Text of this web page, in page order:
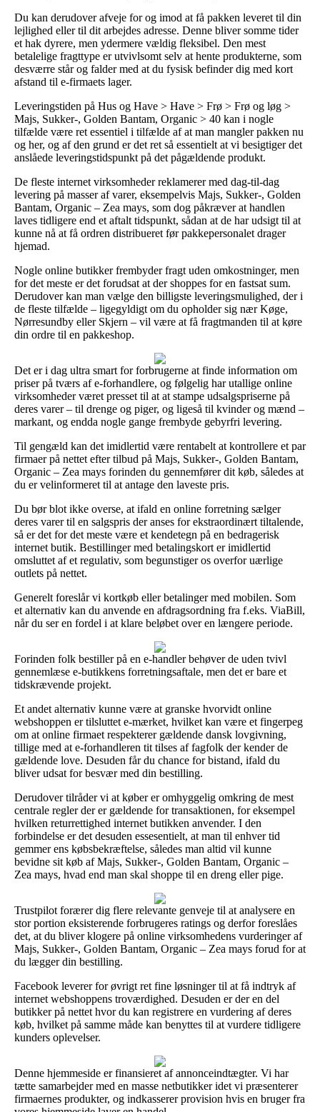
Du kan derudover afveje for og imod at få pakken leveret til din
lejlighed eller til dit arbejdes adresse. Denne bliver somme tider
et hak dyrere, men ydermere vældig fleksibel. Den mest
betalelige fragttype er utvivlsomt selv at hente produkterne, som
desværre står og falder med at du fysisk befinder dig med kort
afstand til e-firmaets lager.
Leveringstiden på Hus og Have > Have > Frø > Frø og løg >
Majs, Sukker-, Golden Bantam, Organic > 40 kan i nogle
tilfælde være ret essentiel i tilfælde af at man mangler pakken nu
og her, og af den grund er det ret så essentielt at vi besigtiger det
anslåede leveringstidspunkt på det pågældende produkt.
De fleste internet virksomheder reklamerer med dag-til-dag
levering på masser af varer, eksempelvis Majs, Sukker-, Golden
Bantam, Organic – Zea mays, som dog påkræver at handlen
laves tidligere end et aftalt tidspunkt, sådan at de har udsigt til at
kunne nå at få ordren distribueret før pakkepersonalet drager
hjemad.
Nogle online butikker frembyder fragt uden omkostninger, men
for det meste er det forudsat at der shoppes for en fastsat sum.
Derudover kan man vælge den billigste leveringsmulighed, der i
de fleste tilfælde – ligegyldigt om du opholder sig nær Køge,
Nørresundby eller Skjern – vil være at få fragtmanden til at køre
din ordre til en pakkeshop.
Det er i dag ultra smart for forbrugerne at finde information om
priser på tværs af e-forhandlere, og følgelig har utallige online
virksomheder været presset til at at stampe udsalgspriserne på
deres varer – til drenge og piger, og ligeså til kvinder og mænd –
markant, og endda nogle gange frembyde gebyrfri levering.
Til gengæld kan det imidlertid være rentabelt at kontrollere et par
firmaer på nettet efter tilbud på Majs, Sukker-, Golden Bantam,
Organic – Zea mays forinden du gennemfører dit køb, således at
du er velinformeret til at antage den laveste pris.
Du bør blot ikke overse, at ifald en online forretning sælger
deres varer til en salgspris der anses for ekstraordinært tiltalende,
så er det for det meste være et kendetegn på en bedragerisk
internet butik. Bestillinger med betalingskort er imidlertid
omsluttet af et regulativ, som begunstiger os overfor uærlige
outlets på nettet.
Generelt foreslår vi kortkøb eller betalinger med mobilen. Som
et alternativ kan du anvende en afdragsordning fra f.eks. ViaBill,
når du ser en fordel i at klare beløbet over en længere periode.
Forinden folk bestiller på en e-handler behøver de uden tvivl
gennemlæse e-butikkens forretningsaftale, men det er bare et
tidskrævende projekt.
Et andet alternativ kunne være at granske hvorvidt online
webshoppen er tilsluttet e-mærket, hvilket kan være et fingerpeg
om at online firmaet respekterer gældende dansk lovgivning,
tillige med at e-forhandleren tit tilses af fagfolk der kender de
gældende love. Desuden får du chance for bistand, ifald du
bliver udsat for besvær med din bestilling.
Derudover tilråder vi at køber er omhyggelig omkring de mest
centrale regler der er gældende for transaktionen, for eksempel
hvilken returrettighed internet butikken anvender. I den
forbindelse er det desuden essesentielt, at man til enhver tid
gemmer ens købsbekræftelse, således man altid vil kunne
bevidne sit køb af Majs, Sukker-, Golden Bantam, Organic –
Zea mays, hvad end man skal shoppe til en dreng eller pige.
Trustpilot forærer dig flere relevante genveje til at analysere en
stor portion eksisterende forbrugeres ratings og derfor foreslåes
det, at du bliver klogere på online virksomhedens vurderinger af
Majs, Sukker-, Golden Bantam, Organic – Zea mays forud for at
du lægger din bestilling.
Facebook leverer for øvrigt ret fine løsninger til at få indtryk af
internet webshoppens troværdighed. Desuden er der en del
butikker på nettet hvor du kan registrere en vurdering af deres
køb, hvilket på samme måde kan benyttes til at vurdere tidligere
kunders oplevelser.
Denne hjemmeside er finansieret af annonceindtægter. Vi har
tætte samarbejder med en masse netbutikker idet vi præsenterer
firmaernes produkter, og indkasserer provision hvis en bruger fra